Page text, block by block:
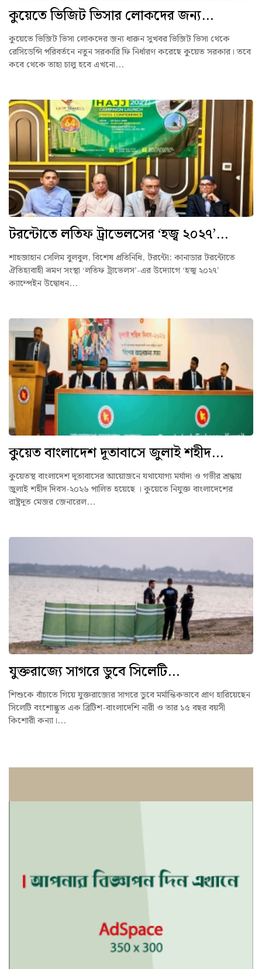
কুয়েতে ভিজিট ভিসার লোকদের জন্য...
কুয়েতে ভিজিট ভিসা লোকদের জন্য ধারুন সুখবর ভিজিট ভিসা থেকে
রেসিডেন্সি পরিবর্তনে নতুন সরকারি ফি নির্ধারণ করেছে কুয়েত সরকার। তবে
কবে থেকে তাহা চালু হবে এখনো...
টরন্টোতে লতিফ ট্রাভেলসের ‘হজ্ব ২০২৭’...
শাহজাহান সেলিম বুলবুল, বিশেষ প্রতিনিধি, টরন্টো: কানাডার টরন্টোতে
ঐতিহ্যবাহী ভ্রমণ সংস্থা ‘লতিফ ট্রাভেলস’-এর উদ্যোগে ‘হজ্ব ২০২৭’
ক্যাম্পেইন উদ্বোধন...
কুয়েত বাংলাদেশ দূতাবাসে জুলাই শহীদ...
কুয়েতস্থ বাংলাদেশ দূতাবাসের আয়োজনে যথাযোগ্য মর্যাদা ও গভীর শ্রদ্ধায়
জুলাই শহীদ দিবস-২০২৬ পালিত হয়েছে । কুয়েতে নিযুক্ত বাংলাদেশের
রাষ্ট্রদূত মেজর জেনারেল...
যুক্তরাজ্যে সাগরে ডুবে সিলেটি...
শিশুকে বাঁচাতে গিয়ে যুক্তরাজ্যের সাগরে ডুবে মর্মান্তিকভাবে প্রাণ হারিয়েছেন
সিলেটি বংশোদ্ভূত এক ব্রিটিশ-বাংলাদেশি নারী ও তার ১৫ বছর বয়সী
কিশোরী কন্যা।...